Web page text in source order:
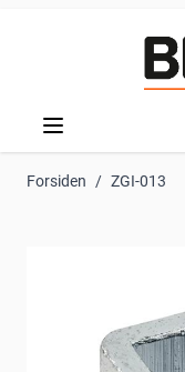
Forsiden / ZGI-013